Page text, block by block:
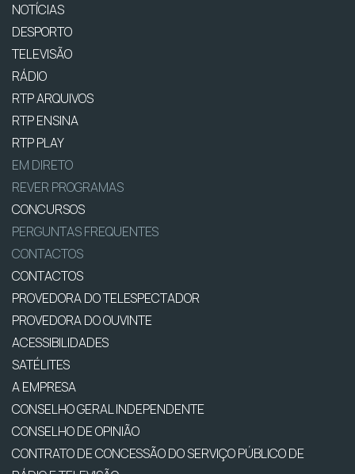
NOTÍCIAS
DESPORTO
TELEVISÃO
RÁDIO
RTP ARQUIVOS
RTP ENSINA
RTP PLAY
EM DIRETO
REVER PROGRAMAS
CONCURSOS
PERGUNTAS FREQUENTES
CONTACTOS
CONTACTOS
PROVEDORA DO TELESPECTADOR
PROVEDORA DO OUVINTE
ACESSIBILIDADES
SATÉLITES
A EMPRESA
CONSELHO GERAL INDEPENDENTE
CONSELHO DE OPINIÃO
CONTRATO DE CONCESSÃO DO SERVIÇO PÚBLICO DE